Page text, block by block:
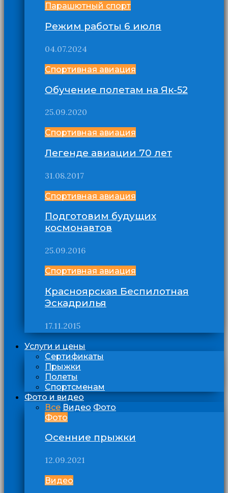
Парашютный спорт
Режим работы 6 июля
04.07.2024
Спортивная авиация
Обучение полетам на Як-52
25.09.2020
Спортивная авиация
Легенде авиации 70 лет
31.08.2017
Спортивная авиация
Подготовим будущих
космонавтов
25.09.2016
Спортивная авиация
Красноярская Беспилотная
Эскадрилья
17.11.2015
Услуги и цены
Сертификаты
Прыжки
Полеты
Спортсменам
Фото и видео
Все Видео Фото
Фото
Осенние прыжки
12.09.2021
Видео